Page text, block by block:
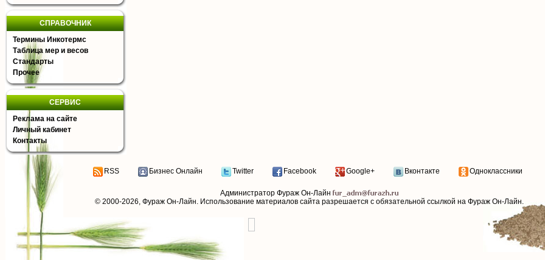
СПРАВОЧНИК
Термины Инкотермс
Таблица мер и весов
Стандарты
Прочее
СЕРВИС
Реклама на сайте
Личный кабинет
Контакты
RSS Бизнес Онлайн Twitter Facebook Google+ Вконтакте Одноклассники
Администратор Фураж Он-Лайн
© 2000-2026, Фураж Он-Лайн. Использование материалов сайта разрешается с обязательной ссылкой на Фураж Он-Лайн.